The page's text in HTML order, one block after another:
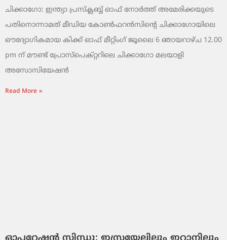
ചിക്കാഗോ: ഇന്ത്യാ പ്രസ്ക്ലബ്ബ് ഓഫ് നോർത്ത് അമേരിക്കയുടെ
പതിനൊന്നാമത് മീഡിയ കോൺഫറൻസിന്റെ ചിക്കാഗോയിലെ
ഔദ്യോഗികമായ കിക്ക്‌ ഓഫ് മീറ്റിംഗ് ജൂലൈ 6 ഞായറാഴ്ച 12.00
pm ന് മൗണ്ട് പ്രോസ്പെക്റ്ററിലെ ചിക്കാഗോ മലയാളി
അസോസിയേഷൻ
Read More »